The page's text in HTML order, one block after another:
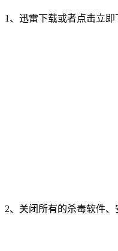
1 、迅雷下载或者点击立即
2、关闭所有的杀毒软件、